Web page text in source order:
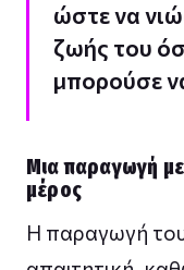
ώστε να
ζωής του
μπορούσε
Μια παραγωγή
μέρος
Η παραγωγή